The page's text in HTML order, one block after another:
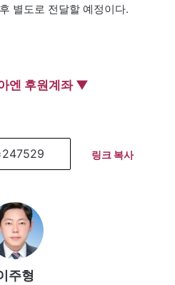
별도로 전달할 예정이다.
엔 후원계좌 ▼
링크 복사
주형